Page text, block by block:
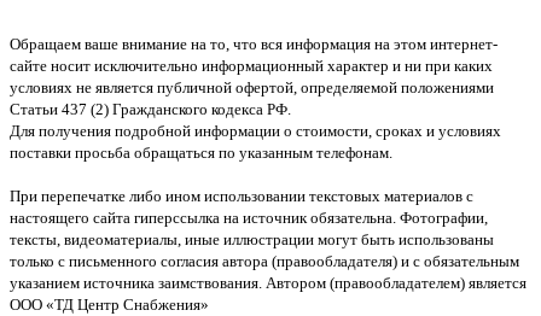
Обращаем ваше внимание на то, что вся информация на этом интернет-
сайте носит исключительно информационный характер и ни при каких
условиях не является публичной офертой, определяемой положениями
Статьи 437 (2) Гражданского кодекса РФ.
Для получения подробной информации о стоимости, сроках и условиях
поставки просьба обращаться по указанным телефонам.
При перепечатке либо ином использовании текстовых материалов с
настоящего сайта гиперссылка на источник обязательна. Фотографии,
тексты, видеоматериалы, иные иллюстрации могут быть использованы
только с письменного согласия автора (правообладателя) и с обязательным
указанием источника заимствования. Автором (правообладателем) является
ООО «ТД Центр Снабжения»